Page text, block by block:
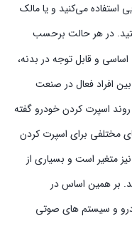
استفاده می‌کنید و یا مالک
در هر حالت برحسب
اساسی و قابل توجه در بدنه،
بین افراد فعال در صنعت
اسپرت کردن خودرو گفته
مختلفی برای اسپرت کردن
متغیر است و بسیاری از
بر همین اساس در
و سیستم‌ های صوتی